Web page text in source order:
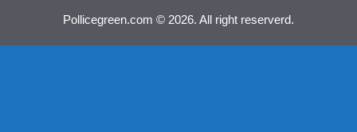
Pollicegreen.com © 2026. All right reserverd.